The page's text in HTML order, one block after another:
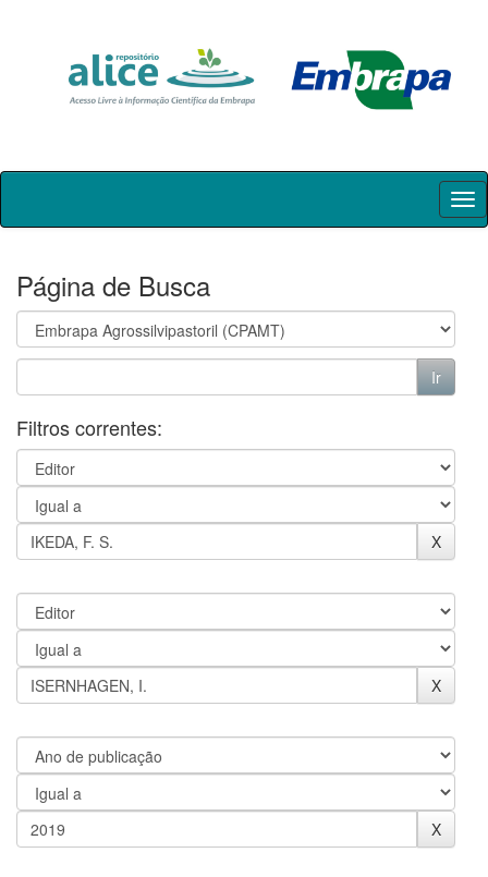
Skip
Página de Busca
Filtros correntes: